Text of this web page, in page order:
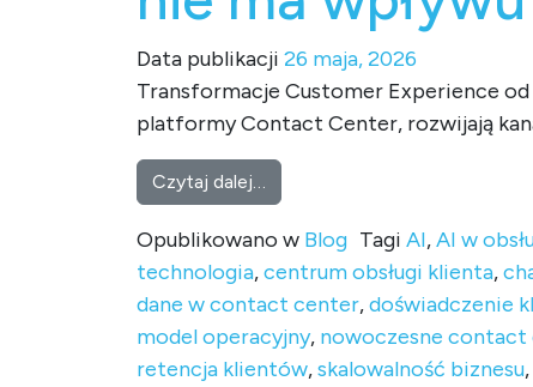
Data publikacji 26 maja, 2026
Transformacje Customer Experience
platformy Contact Center, rozwijają
Czytaj dalej…
Opublikowano w Blog Tagi AI,AI w
technologia,centrum obsługi klienta,
dane w contact center,doświadczenie
model operacyjny, nowoczesne
retencja klientów,skalowalność biznesu,